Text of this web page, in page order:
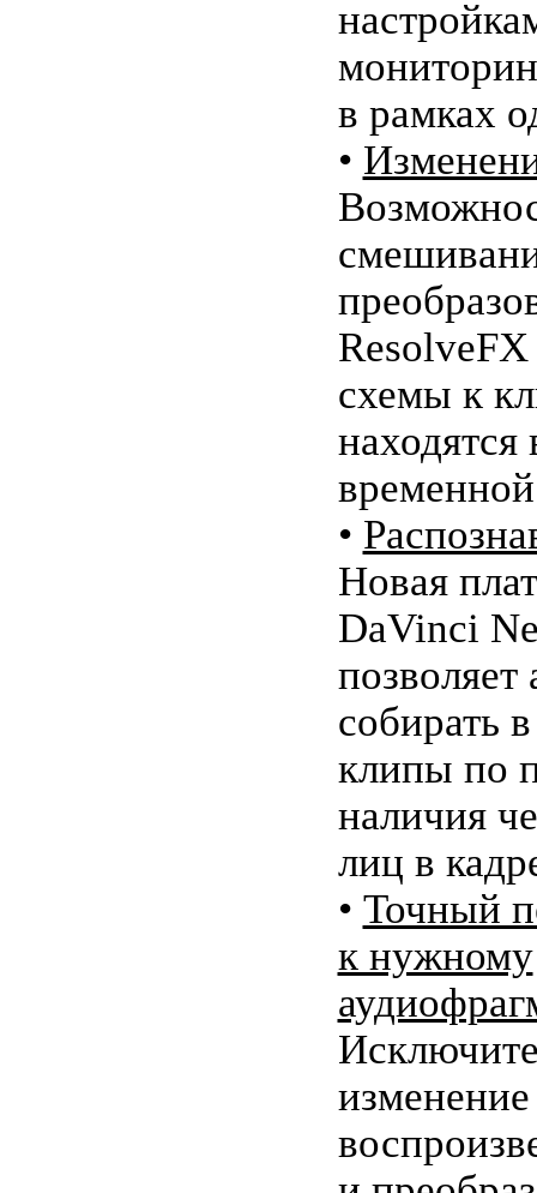
в рамках
•
схемы к
находятся
•
Новая
DaVinci
позволяет
собирать
клипы по
наличия
лиц в
• Точный
к нужному